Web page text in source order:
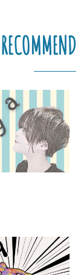
RECOMMEND